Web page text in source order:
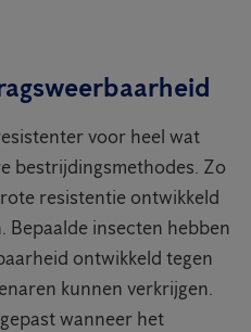
voor heel wat
bestrijdingsmethodes. Zo
resistentie ontwikkeld
Bepaalde insecten hebben
ontwikkeld tegen
kunnen verkrijgen.
wanneer het